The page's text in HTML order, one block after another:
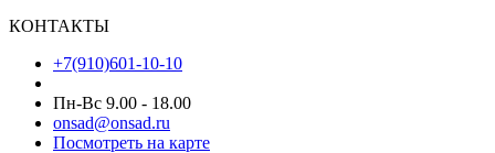
КОНТАКТЫ
+7(910)601-10-10
Пн-Вс 9.00 - 18.00
onsad@onsad.ru
Посмотреть на карте